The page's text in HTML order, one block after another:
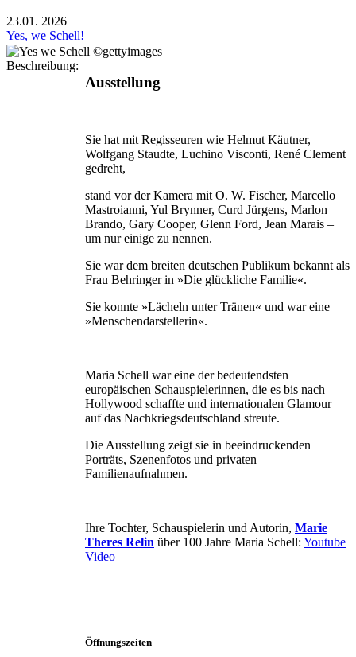
23.01. 2026
Yes, we Schell!
Beschreibung:
Ausstellung
Sie hat mit Regisseuren wie Helmut Käutner,
Wolfgang Staudte, Luchino Visconti, René Clement
gedreht,
stand vor der Kamera mit O. W. Fischer, Marcello
Mastroianni, Yul Brynner, Curd Jürgens, Marlon
Brando, Gary Cooper, Glenn Ford, Jean Marais –
um nur einige zu nennen.
Sie war dem breiten deutschen Publikum bekannt als
Frau Behringer in »Die glückliche Familie«.
Sie konnte »Lächeln unter Tränen« und war eine
»Menschendarstellerin«.
Maria Schell war eine der bedeutendsten
europäischen Schauspielerinnen, die es bis nach
Hollywood schaffte und internationalen Glamour
auf das Nachkriegsdeutschland streute.
Die Ausstellung zeigt sie in beeindruckenden
Porträts, Szenenfotos und privaten
Familienaufnahmen.
Ihre Tochter, Schauspielerin und Autorin, Marie
Theres Relin über 100 Jahre Maria Schell: Youtube
Video
Öffnungszeiten